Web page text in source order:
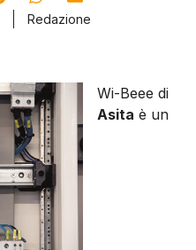
Redazione
Wi-Beee di
Asita è un